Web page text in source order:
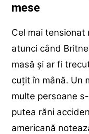
mese
Cel mai
atunci când
masă și ar fi
cuțit în mână. Un
multe persoane
putea răni
americană